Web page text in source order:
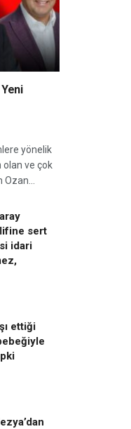
yönelik
ve çok
sert
idari
ettiği